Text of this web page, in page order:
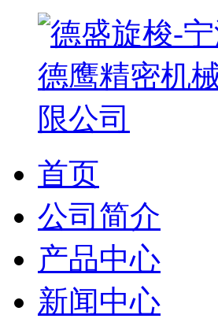
首页
公司简介
产品中心
新闻中心